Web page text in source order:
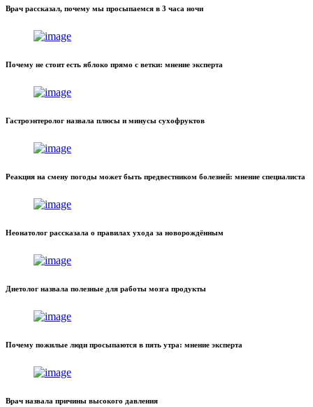
Врач рассказал, почему мы просыпаемся в 3 часа ночи
Почему не стоит есть яблоко прямо с ветки: мнение эксперта
Гастроэнтеролог назвала плюсы и минусы сухофруктов
Реакция на смену погоды может быть предвестником болезней: мнение специалиста
Неонатолог рассказала о правилах ухода за новорождённым
Диетолог назвала полезные для работы мозга продукты
Почему пожилые люди просыпаются в пять утра: мнение эксперта
Врач назвала причины высокого давления